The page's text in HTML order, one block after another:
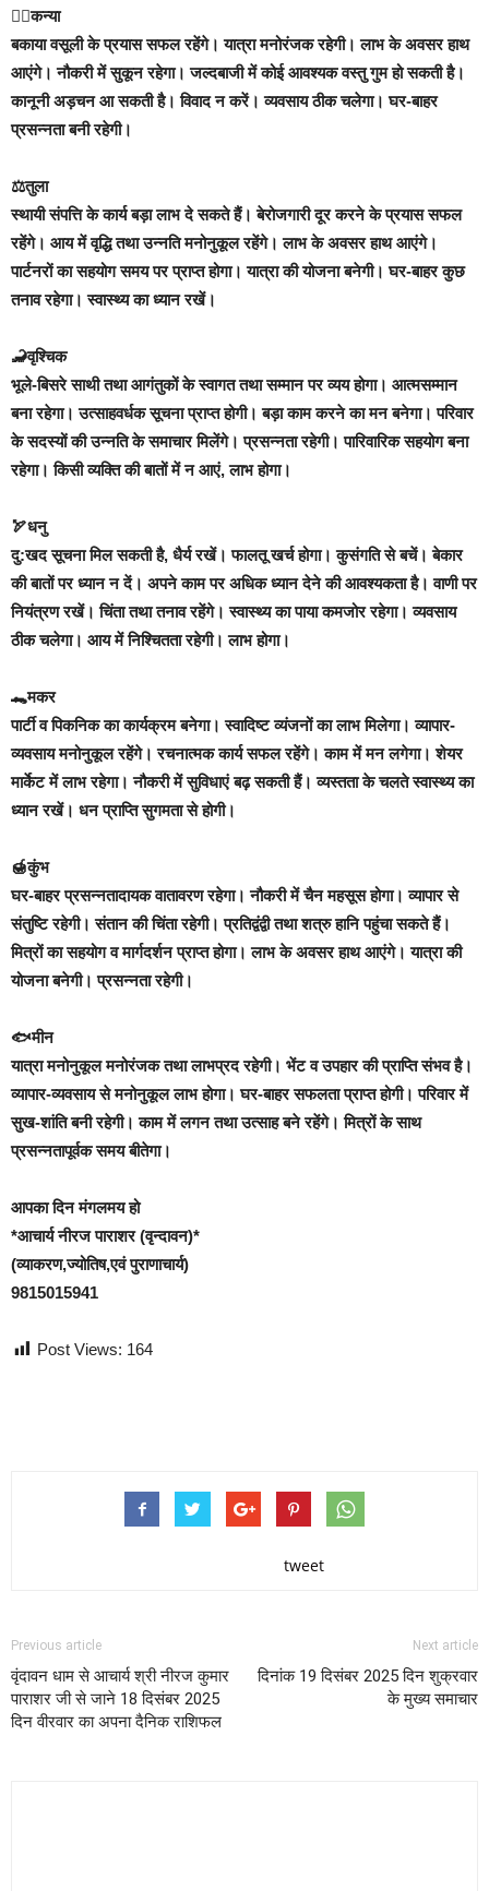
🙍‍♀️कन्या
बकाया वसूली के प्रयास सफल रहेंगे। यात्रा मनोरंजक रहेगी। लाभ के अवसर हाथ
आएंगे। नौकरी में सुकून रहेगा। जल्दबाजी में कोई आवश्यक वस्तु गुम हो सकती है।
कानूनी अड़चन आ सकती है। विवाद न करें। व्यवसाय ठीक चलेगा। घर-बाहर
प्रसन्नता बनी रहेगी।
⚖️तुला
स्थायी संपत्ति के कार्य बड़ा लाभ दे सकते हैं। बेरोजगारी दूर करने के प्रयास सफल
रहेंगे। आय में वृद्धि तथा उन्नति मनोनुकूल रहेंगे। लाभ के अवसर हाथ आएंगे।
पार्टनरों का सहयोग समय पर प्राप्त होगा। यात्रा की योजना बनेगी। घर-बाहर कुछ
तनाव रहेगा। स्वास्थ्य का ध्यान रखें।
🦂वृश्चिक
भूले-बिसरे साथी तथा आगंतुकों के स्वागत तथा सम्मान पर व्यय होगा। आत्मसम्मान
बना रहेगा। उत्साहवर्धक सूचना प्राप्त होगी। बड़ा काम करने का मन बनेगा। परिवार
के सदस्यों की उन्नति के समाचार मिलेंगे। प्रसन्नता रहेगी। पारिवारिक सहयोग बना
रहेगा। किसी व्यक्ति की बातों में न आएं, लाभ होगा।
🏹धनु
दु:खद सूचना मिल सकती है, धैर्य रखें। फालतू खर्च होगा। कुसंगति से बचें। बेकार
की बातों पर ध्यान न दें। अपने काम पर अधिक ध्यान देने की आवश्यकता है। वाणी पर
नियंत्रण रखें। चिंता तथा तनाव रहेंगे। स्वास्थ्य का पाया कमजोर रहेगा। व्यवसाय
ठीक चलेगा। आय में निश्चितता रहेगी। लाभ होगा।
🐊मकर
पार्टी व पिकनिक का कार्यक्रम बनेगा। स्वादिष्ट व्यंजनों का लाभ मिलेगा। व्यापार-
व्यवसाय मनोनुकूल रहेंगे। रचनात्मक कार्य सफल रहेंगे। काम में मन लगेगा। शेयर
मार्केट में लाभ रहेगा। नौकरी में सुविधाएं बढ़ सकती हैं। व्यस्तता के चलते स्वास्थ्‍य का
ध्यान रखें। धन प्राप्ति सुगमता से होगी।
🍯कुंभ
घर-बाहर प्रसन्नतादायक वातावरण रहेगा। नौकरी में चैन महसूस होगा। व्यापार से
संतुष्टि रहेगी। संतान की चिंता रहेगी। प्रतिद्वंद्वी तथा शत्रु हानि पहुंचा सकते हैं।
मित्रों का सहयोग व मार्गदर्शन प्राप्त होगा। लाभ के अवसर हाथ आएंगे। यात्रा की
योजना बनेगी। प्रसन्नता रहेगी।
🐟मीन
यात्रा मनोनुकूल मनोरंजक तथा लाभप्रद रहेगी। भेंट व उपहार की प्राप्ति संभव है।
व्यापार-व्यवसाय से मनोनुकूल लाभ होगा। घर-बाहर सफलता प्राप्त होगी। परिवार में
सुख-शांति बनी रहेगी। काम में लगन तथा उत्साह बने रहेंगे। मित्रों के साथ
प्रसन्नतापूर्वक समय बीतेगा।
आपका दिन मंगलमय हो
*आचार्य नीरज पाराशर (वृन्दावन)*
(व्याकरण,ज्योतिष,एवं पुराणाचार्य)
9815015941
Post Views: 164
tweet
Previous article
वृंदावन धाम से आचार्य श्री नीरज कुमार
पाराशर जी से जाने 18 दिसंबर 2025
दिन वीरवार का अपना दैनिक राशिफल
Next article
दिनांक 19 दिसंबर 2025 दिन शुक्रवार
के मुख्य समाचार